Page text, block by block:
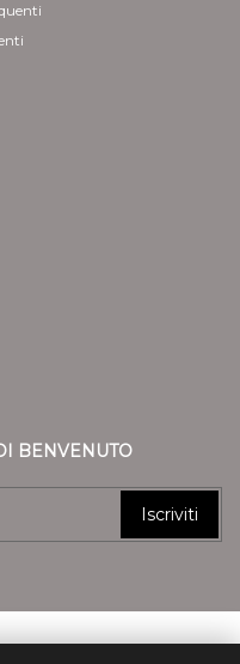
BENVENUTO
Iscriviti
REA VR 197557